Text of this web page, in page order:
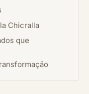
Chicralla
que